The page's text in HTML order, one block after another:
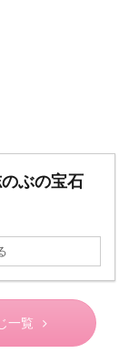
のぶの宝石
一覧